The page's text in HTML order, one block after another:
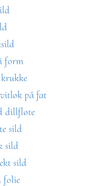
form
på fat
dillfløte
sild
sild
sild
folie